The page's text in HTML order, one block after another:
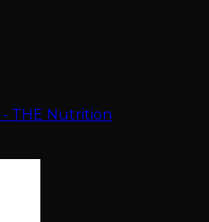
THE Nutrition